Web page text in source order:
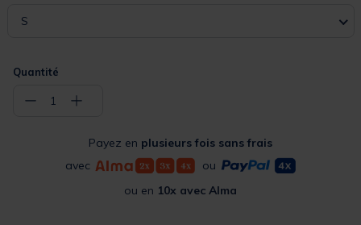
S
Quantité
− 1 +
Payez en plusieurs fois sans frais
avec
ou
ou en 10x avec Alma